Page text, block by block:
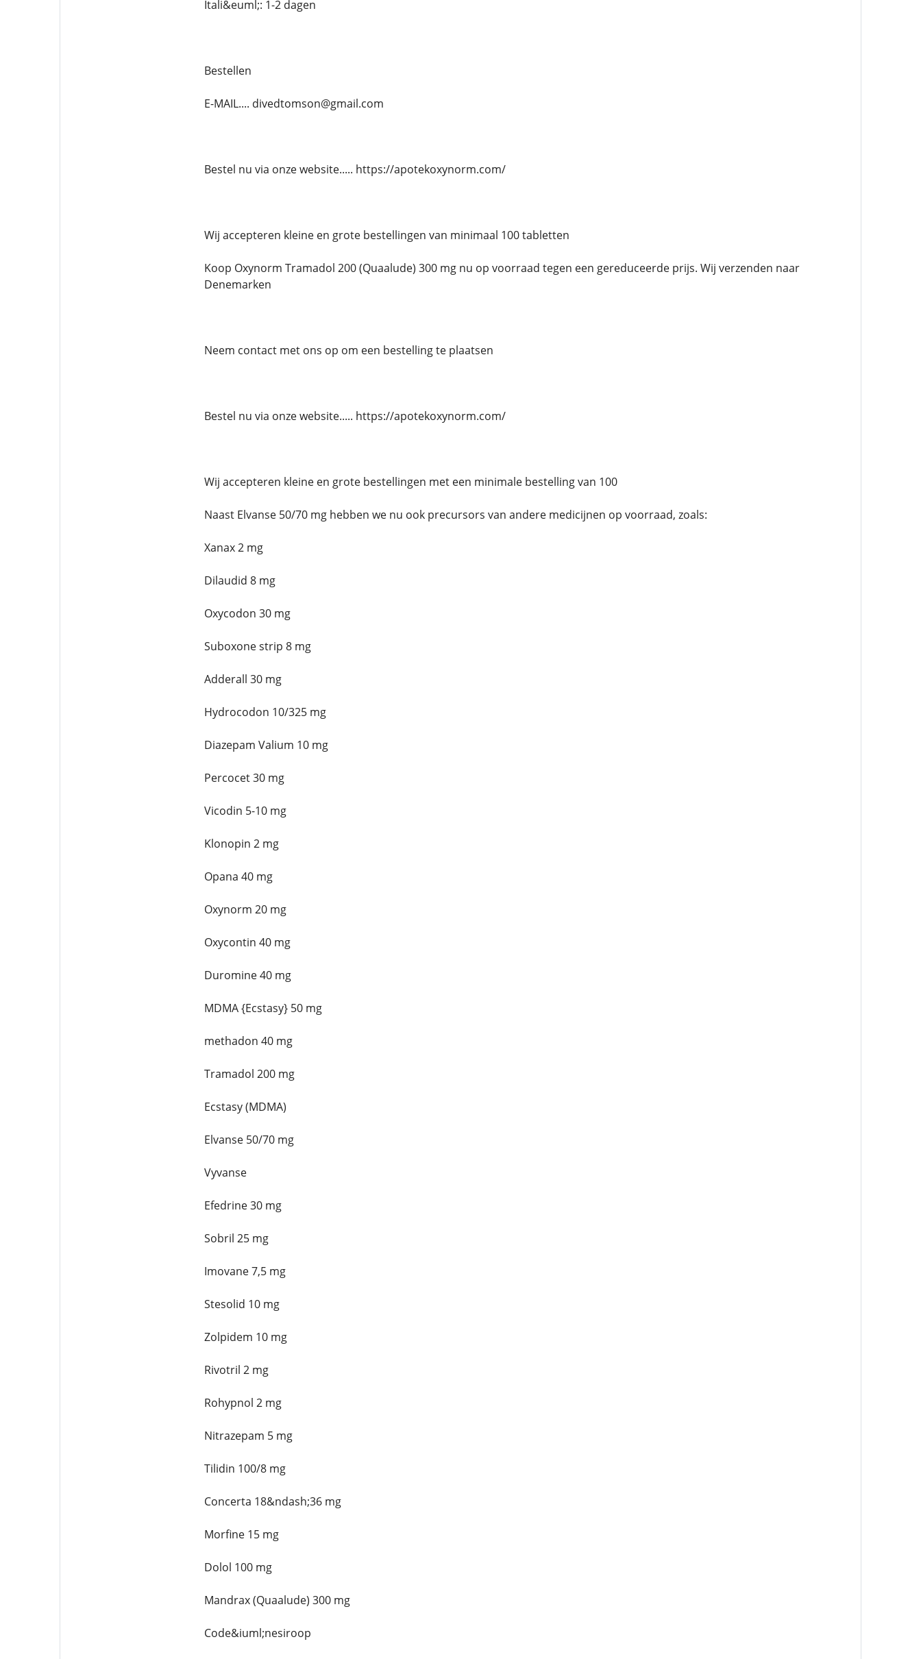
Itali&euml;: 1-2 dagen
Bestellen
E-MAIL.... divedtomson@gmail.com
Bestel nu via onze website..... https://apotekoxynorm.com/
Wij accepteren kleine en grote bestellingen van minimaal 100 tabletten
Koop Oxynorm Tramadol 200 (Quaalude) 300 mg nu op voorraad tegen een gereduceerde prijs. Wij verzenden naar
Denemarken
Neem contact met ons op om een ​​bestelling te plaatsen
Bestel nu via onze website..... https://apotekoxynorm.com/
Wij accepteren kleine en grote bestellingen met een minimale bestelling van 100
Naast Elvanse 50/70 mg hebben we nu ook precursors van andere medicijnen op voorraad, zoals:
Xanax 2 mg
Dilaudid 8 mg
Oxycodon 30 mg
Suboxone strip 8 mg
Adderall 30 mg
Hydrocodon 10/325 mg
Diazepam Valium 10 mg
Percocet 30 mg
Vicodin 5-10 mg
Klonopin 2 mg
Opana 40 mg
Oxynorm 20 mg
Oxycontin 40 mg
Duromine 40 mg
MDMA {Ecstasy} 50 mg
methadon 40 mg
Tramadol 200 mg
Ecstasy (MDMA)
Elvanse 50/70 mg
Vyvanse
Efedrine 30 mg
Sobril 25 mg
Imovane 7,5 mg
Stesolid 10 mg
Zolpidem 10 mg
Rivotril 2 mg
Rohypnol 2 mg
Nitrazepam 5 mg
Tilidin 100/8 mg
Concerta 18&ndash;36 mg
Morfine 15 mg
Dolol 100 mg
Mandrax (Quaalude) 300 mg
Code&iuml;nesiroop